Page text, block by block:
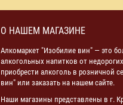
О НАШЕМ МАГАЗИНЕ
Алкомаркет "Изобилие вин" — это
алкогольных напитков от
приобрести алкоголь в розничной
вин" или заказать на нашем сайте.
Наши магазины представлены в г.